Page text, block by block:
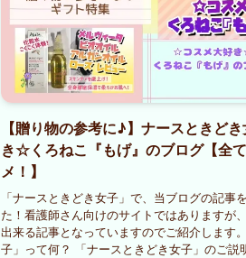
【贈り物の参考に♪】ナースときど
き☆くろねこ『もげ』のブログ【全
メ！】
「ナースときどき女子」で、当ブログの記事
た！看護師さん向けのサイトではありますが
出来る記事となっていますのでご紹介します
子」って何？ 「ナースときどき女子」のご説